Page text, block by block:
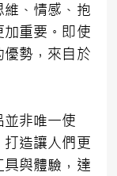
、情感、抱
重要。即使
勢，來自於
非唯一使
造讓人們更
與體驗，達